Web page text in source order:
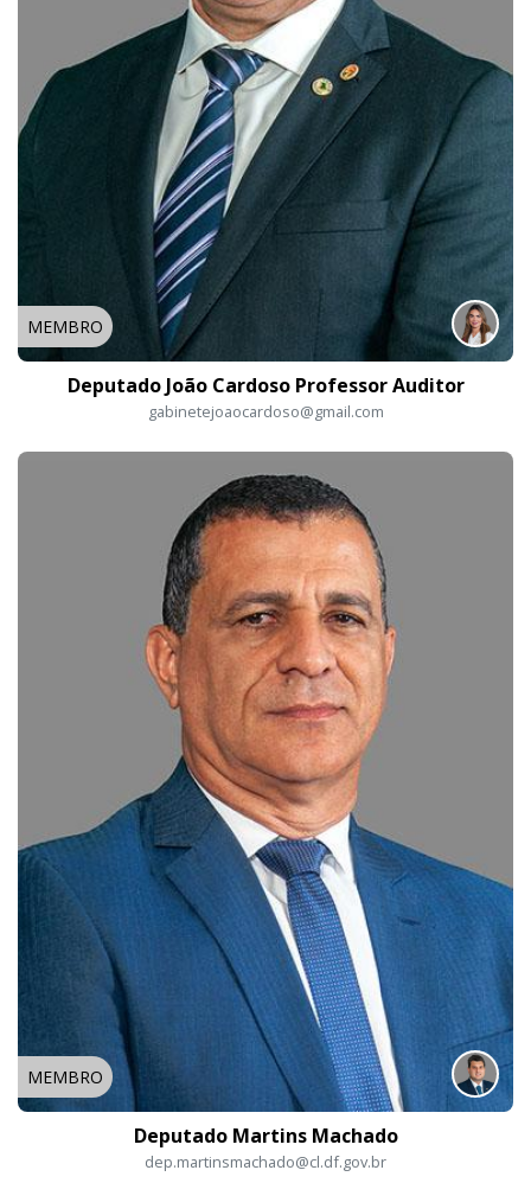
MEMBRO
Deputado João Cardoso Professor Auditor
gabinetejoaocardoso@gmail.com
MEMBRO
Deputado Martins Machado
dep.martinsmachado@cl.df.gov.br